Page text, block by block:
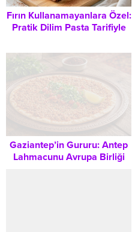
Fırın Kullanamayanlara Özel:
Pratik Dilim Pasta Tarifiyle
Gaziantep’in Gururu: Antep
Lahmacunu Avrupa Birliği